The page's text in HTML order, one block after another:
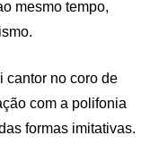
mesmo tempo,
cantor no coro de
com a polifonia
formas imitativas.